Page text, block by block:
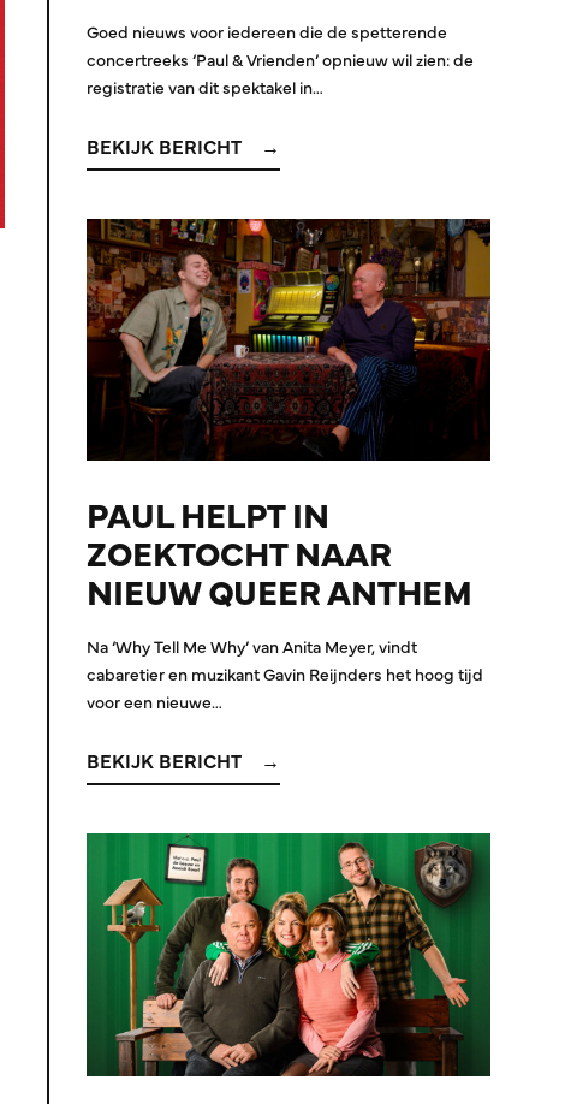
Goed nieuws voor iedereen die de spetterende
concertreeks ‘Paul & Vrienden’ opnieuw wil zien: de
registratie van dit spektakel in…
BEKIJK BERICHT
PAUL HELPT IN
ZOEKTOCHT NAAR
NIEUW QUEER ANTHEM
Na ‘Why Tell Me Why’ van Anita Meyer, vindt
cabaretier en muzikant Gavin Reijnders het hoog tijd
voor een nieuwe…
BEKIJK BERICHT